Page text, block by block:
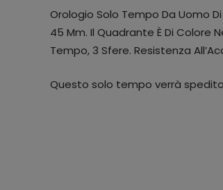
Orologio Solo Tempo Da Uomo
45 Mm. Il Quadrante È Di Colore
Tempo, 3 Sfere. Resistenza
Questo solo tempo verrà